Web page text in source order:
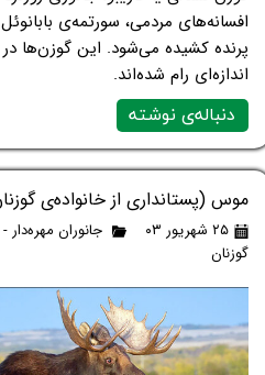
افسانه‌های مردمی، سورتمه‌ی
پرنده کشیده می‌شود. این گوزن‌ها در
اندازه‌ای رام شده‌اند.
دنباله‌ی نوشته
موس (پستانداری از خانواده‌ی
۲۵ شهریور ۰۳ جانوران مهره‌دار
گوزنان